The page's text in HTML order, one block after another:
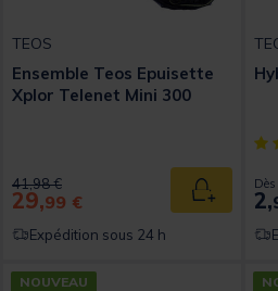
TEOS
Ensemble Teos Epuisette
Xplor Telenet Mini 300
Price reduced from
41,98 €to
29,99 € Ajouter au
Expédition sous 24 h
Dès
2,
NOUVEAU